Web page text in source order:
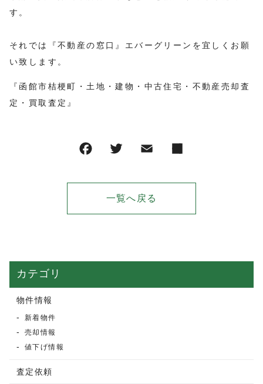
す。
それでは『不動産の窓口』エバーグリーンを宜しくお願
い致します。
『函館市桔梗町・土地・建物・中古住宅・不動産売却査
定・買取査定』
一覧へ戻る
カテゴリ
物件情報
新着物件
売却情報
値下げ情報
査定依頼